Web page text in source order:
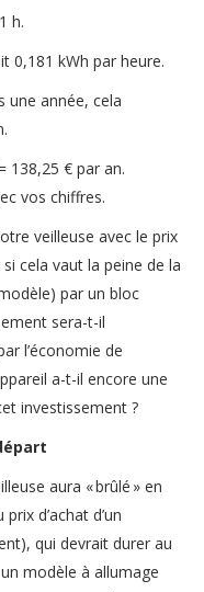
h.
0,181 kWh par heure.
une année, cela
138,25 € par an.
vos chiffres.
veilleuse avec le prix
cela vaut la peine de la
par un bloc
sera-t-il
l’économie de
a-t-il encore une
investissement ?
aura « brûlé » en
d’achat d’un
qui devrait durer au
modèle à allumage